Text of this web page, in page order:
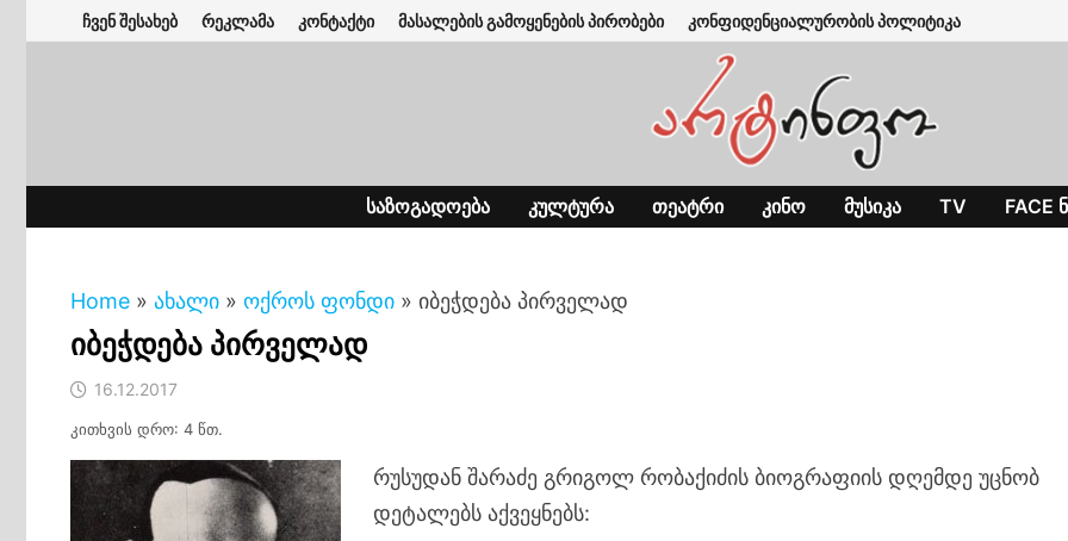
to
ჩვენ შესახებ რეკლამა კონტაქტი მასალების გამოყენების პირობები კონფიდენციალურობის პოლიტიკა
ᲡᲐᲖᲝᲒᲐᲓᲝᲔᲑᲐ ᲙᲣᲚᲢᲣᲠᲐ ᲗᲔᲐᲢᲠᲘ ᲙᲘᲜᲝ ᲛᲣᲡᲘᲙᲐ TV FACE
Home » ახალი » ოქროს ფონდი » იბეჭდება პირველად
იბეჭდება პირველად
16.12.2017
კითხვის დრო: 4 წთ.
რუსუდან შარაძე გრიგოლ რობაქიძის ბიოგრაფიის დღემდე უცნობ
დეტალებს აქვეყნებს: